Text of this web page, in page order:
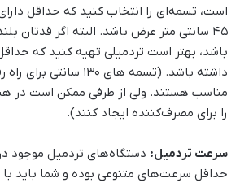
داشته باشد. (تسمه های ۱۳۰
مناسب هستند. ولی از طرفی ممکن است در
را برای مصرف‌کننده ایجاد کنند).
سرعت تردمیل: دستگاه‌های تردمیل موجود در
حداقل سرعت‌های متنوعی بوده و شما باید با